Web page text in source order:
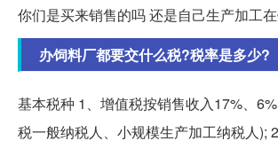
你们是买来销售的吗 还是自己生产加工
办饲料厂都要交什么税?税率是多少?
基本税种 1、增值税按销售收入17%、
税一般纳税人、小规模生产加工纳税人);